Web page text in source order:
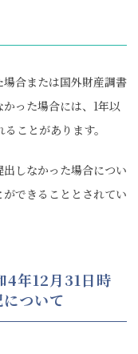
合または国外財産調書
った場合には、1年以
ことがあります。
しなかった場合につい
できることとされてい
4年12月31日時
ついて